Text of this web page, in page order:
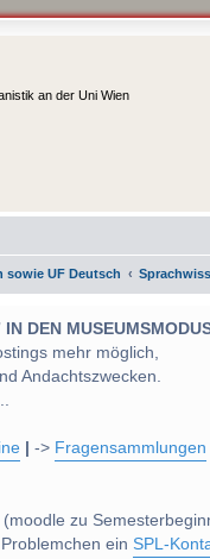
an der Uni Wien
sowie UF Deutsch
DEN
mehr möglich,
Andachtszwecken.
-> Fragensammlungen
zu
ein SPL-